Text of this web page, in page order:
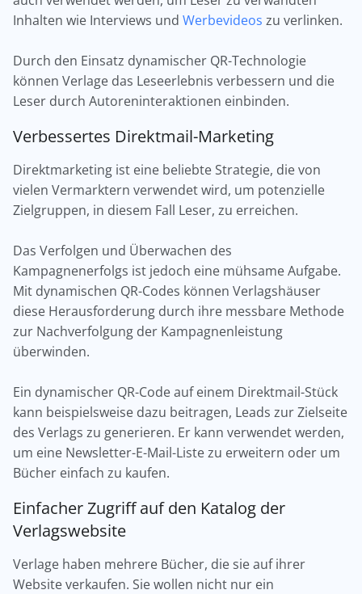
Inhalten wie Interviews und Werbevideos zu verlinken.
Durch den Einsatz dynamischer QR-Technologie
können Verlage das Leseerlebnis verbessern und die
Leser durch Autoreninteraktionen einbinden.
Verbessertes Direktmail-Marketing
Direktmarketing ist eine beliebte Strategie, die von
vielen Vermarktern verwendet wird, um potenzielle
Zielgruppen, in diesem Fall Leser, zu erreichen.
Das Verfolgen und Überwachen des
Kampagnenerfolgs ist jedoch eine mühsame Aufgabe.
Mit dynamischen QR-Codes können Verlagshäuser
diese Herausforderung durch ihre messbare Methode
zur Nachverfolgung der Kampagnenleistung
überwinden.
Ein dynamischer QR-Code auf einem Direktmail-Stück
kann beispielsweise dazu beitragen, Leads zur Zielseite
des Verlags zu generieren. Er kann verwendet werden,
um eine Newsletter-E-Mail-Liste zu erweitern oder um
Bücher einfach zu kaufen.
Einfacher Zugriff auf den Katalog der
Verlagswebsite
Verlage haben mehrere Bücher, die sie auf ihrer
Website verkaufen. Sie wollen nicht nur ein